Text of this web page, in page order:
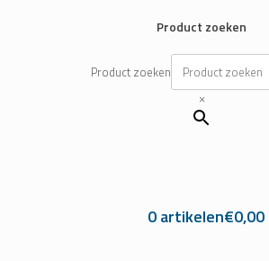
Product zoeken
Product zoeken
×
0 artikelen€0,00